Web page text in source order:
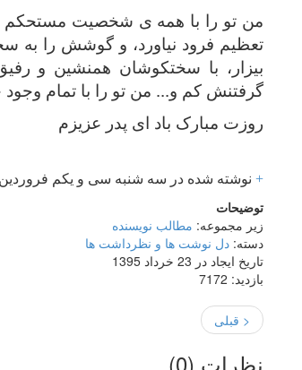
من تو را با همه ی شخصیت مستحکم
تعظیم فرود نیاورد، و گوشش را به
بیزار، با سختکوشان همنشین و
گرفتنش کم و... من تو را با تمام
روزت مبارک باد ای پدر عزیزم
+ نوشته شده در سه شنبه سی و یکم فروردین ۱۳۹۵ ساعت 11:54 AM توسط سید مصطفی مصطفوی |
توضیحات
زیر مجموعه: مطالب نویسنده
دسته: دل نوشت ها و نظرداشت ها
تاریخ ایجاد در 23 خرداد 1395
بازدید: 7172
< قبلی
نظرات (0
)